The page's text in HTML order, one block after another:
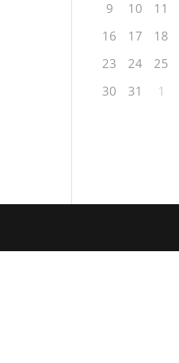
9
10 11
16
17 18
23
24 25
30
31 1